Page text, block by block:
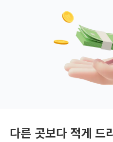
다른 곳보다 적게 드